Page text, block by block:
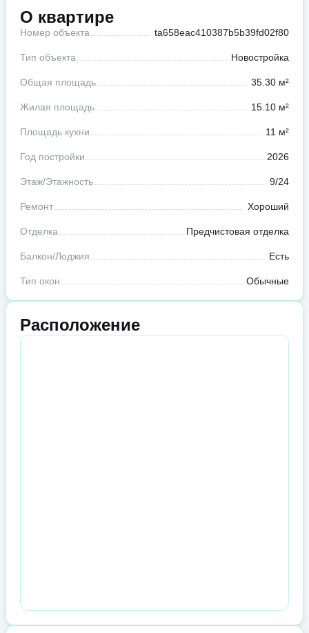
О квартире
Номер объекта ta658eac410387b5b39fd02f80
Тип объекта Новостройка
Общая площадь 35.30 м²
Жилая площадь 15.10 м²
Площадь кухни 11 м²
Год постройки 2026
Этаж/Этажность 9/24
Ремонт Хороший
Отделка Предчистовая отделка
Балкон/Лоджия Есть
Тип окон Обычные
Расположение